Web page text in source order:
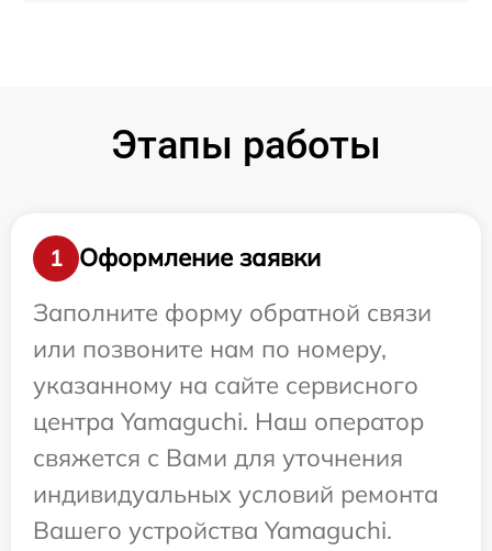
Этапы работы
1
Оформление заявки
Заполните форму обратной связи
или позвоните нам по номеру,
указанному на сайте сервисного
центра Yamaguchi. Наш оператор
свяжется с Вами для уточнения
индивидуальных условий ремонта
Вашего устройства Yamaguchi.